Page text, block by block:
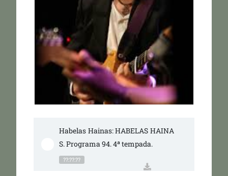
Habelas Hainas: HABELAS HAINA
S. Programa 94. 4ª tempada.
??:??:??